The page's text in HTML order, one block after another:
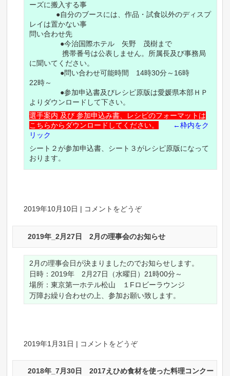
ーズに搬入する事
●自分のブースには、作品・試食以外のディスプ
レイは置かない事
問い合わせ先
●今治国際ホテル 矢野 茂樹まで
携帯番号は公表しません。所属長及び事務局
に聞いてください。
●問い合わせ可能時間 14時30分～16時
22時～
●参加申込書及びレシピ原版は愛媛県本部ＨＰ
よりダウンロードして下さい。
選手案内 及び 参加申込み書、レシピのフォーマットは
こちらからダウンロードしてください。
←枠内をク
リック
シート２が参加申込書、シート３がレシピ原版になって
おります。
2019年10月10日 | コメントをどうぞ
2019年_2月27日 2月の理事会のお知らせ
2月の理事会日が決まりましたのでお知らせします。
日時：2019年 2月27日（水曜日）21時00分～
場所：東京第一ホテル松山 １Fロビーラウンジ
万障お繰り合わせの上、参加お願い致します。
2019年1月31日 | コメントをどうぞ
2018年_7月30日 2017えひめ食材を使った料理コンクー